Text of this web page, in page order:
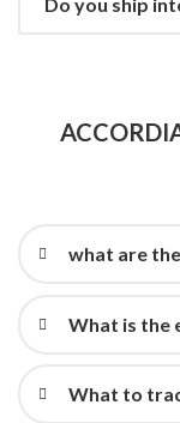
what are
What is the
What to